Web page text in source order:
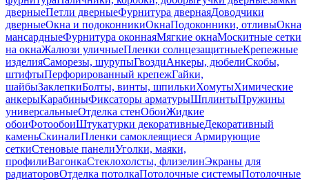
дверныеПетли дверныеФурнитура двернаяДоводчики
дверныеОкна и подоконникиОкнаПодоконники, отливыОкна
мансардныеФурнитура оконнаяМягкие окнаМоскитные сетки
на окнаЖалюзи уличныеПленки солнцезащитныеКрепежные
изделияСаморезы, шурупыГвоздиАнкеры, дюбелиСкобы,
штифтыПерфорированный крепежГайки,
шайбыЗаклепкиБолты, винты, шпилькиХомутыХимические
анкерыКарабиныФиксаторы арматурыШплинтыПружины
универсальныеОтделка стенОбоиЖидкие
обоиФотообоиШтукатурки декоративныеДекоративный
каменьСкиналиПленки самоклеящиеся Армирующие
сеткиСтеновые панелиУголки, маяки,
профилиВагонкаСтеклохолсты, флизелинЭкраны для
радиаторовОтделка потолкаПотолочные системыПотолочные